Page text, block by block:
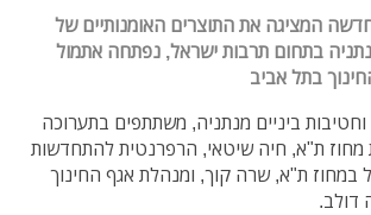
המציגה את התוצרים האומנותיים של
בתחום תרבות ישראל, נפתחה אתמול
בתל אביב
וחטיבות ביניים מנתניה, משתתפים בתערוכה
ת"א, חיה שיטאי, הרפרנטית להתחדשות
במחוז ת"א, שרה קוך, ומנהלת אגף החינוך
דולב.